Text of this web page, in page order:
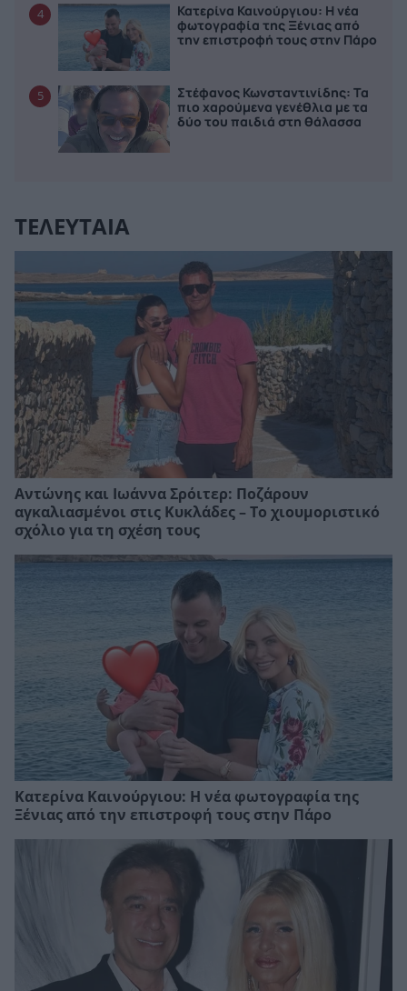
4
Κατερίνα Καινούργιου: Η νέα
φωτογραφία της Ξένιας από
την επιστροφή τους στην Πάρο
5
Στέφανος Κωνσταντινίδης: Τα
πιο χαρούμενα γενέθλια με τα
δύο του παιδιά στη θάλασσα
ΤΕΛΕΥΤΑΙΑ
Αντώνης και Ιωάννα Σρόιτερ: Ποζάρουν
αγκαλιασμένοι στις Κυκλάδες – Το χιουμοριστικό
σχόλιο για τη σχέση τους
Κατερίνα Καινούργιου: Η νέα φωτογραφία της
Ξένιας από την επιστροφή τους στην Πάρο